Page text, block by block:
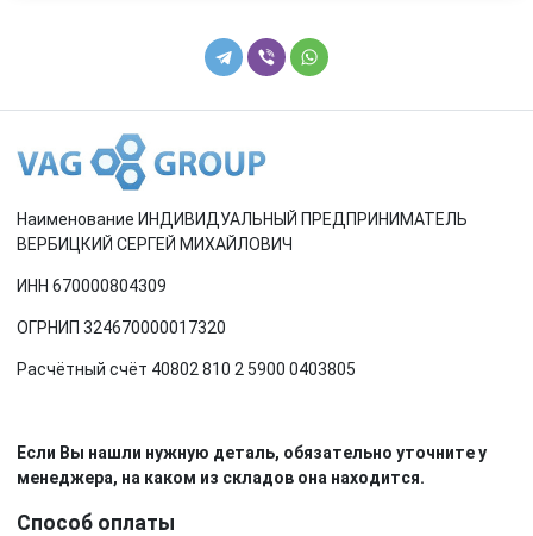
Наименование ИНДИВИДУАЛЬНЫЙ ПРЕДПРИНИМАТЕЛЬ
ВЕРБИЦКИЙ СЕРГЕЙ МИХАЙЛОВИЧ
ИНН 670000804309
ОГРНИП 324670000017320
Расчётный счёт 40802 810 2 5900 0403805
Если Вы нашли нужную деталь, обязательно уточните у
менеджера, на каком из складов она находится.
Способ оплаты